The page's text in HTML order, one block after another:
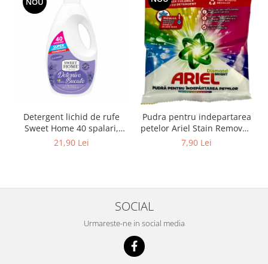
Detergent lichid de rufe
Sweet Home 40 spalari,
2000 ml
21,90 Lei
Pudra pentru indepartarea
petelor Ariel Stain Remover,
rufe colorate, 150 gr
7,90 Lei
SOCIAL
Urmareste-ne in social media